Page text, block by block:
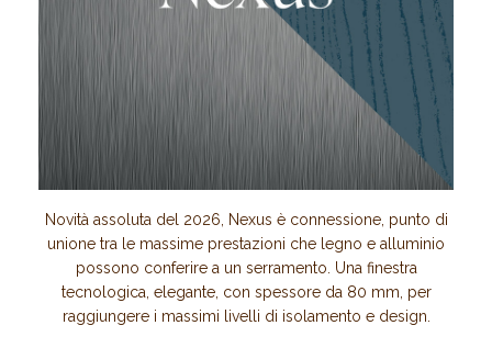
Novità assoluta del 2026, Nexus è connessione, punto di
unione tra le massime prestazioni che legno e alluminio
possono conferire a un serramento. Una finestra
tecnologica, elegante, con spessore da 80 mm, per
raggiungere i massimi livelli di isolamento e design.